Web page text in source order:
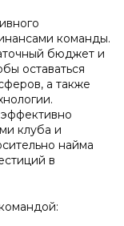
команды.
бюджет и
оставаться
а также
клуба и
найма
в